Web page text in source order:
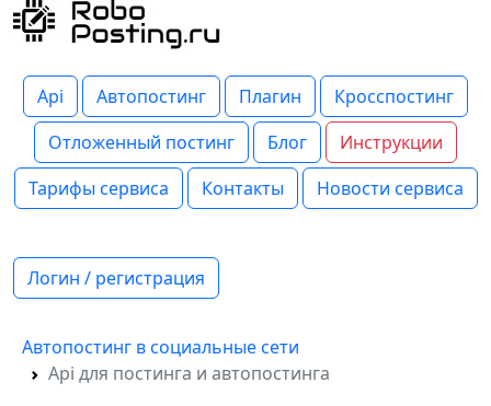
Api Автопостинг Плагин
Кросспостинг
Отложенный постинг
Блог
Инструкции
Тарифы сервиса
Контакты Новости сервиса
Логин / регистрация
Автопостинг в социальные сети
Api для постинга и автопостинга